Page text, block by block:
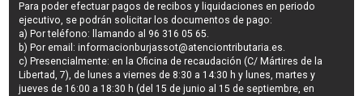
Para poder efectuar pagos derecibos y liquidaciones en periodo
ejecutivo, se podrán solicitar los documentos de pago:
a) Por teléfono: llamando al 96 316 05 65.
b) Por email:informacionburjassot@atenciontributaria.es.
c) Presencialmente: en la Oficina de recaudación (C/ Mártires de la
Libertad, 7), de lunes a viernes de 8:30 a 14:30 h y lunes, martes y
jueves de 16:00 a 18:30 h (del 15 de junio al 15 de septiembre, en